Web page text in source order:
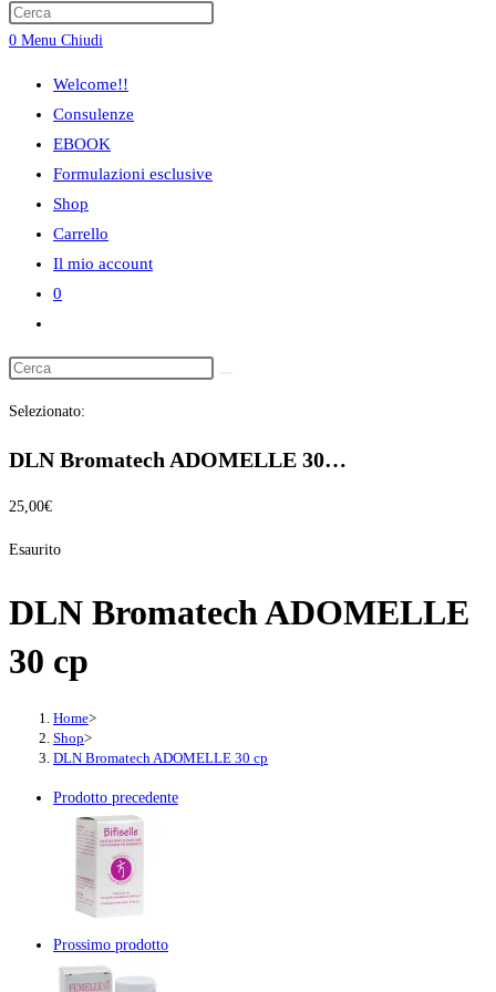
ricerca
sul
sito
web
0 Menu Chiudi
Welcome!!
Consulenze
EBOOK
Formulazioni esclusive
Shop
Carrello
Il mio account
0
ricerca
sul
web
Selezionato:
DLN Bromatech ADOMELLE 30…
25,00€
Esaurito
DLN Bromatech ADOMELLE
30 cp
Home>
Shop>
DLN Bromatech ADOMELLE 30 cp
Prodotto precedente
Prossimo prodotto